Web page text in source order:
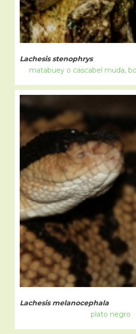
Lachesis stenophrys
matabuey o cascabel muda,
Lachesis melanocephala
plato negro